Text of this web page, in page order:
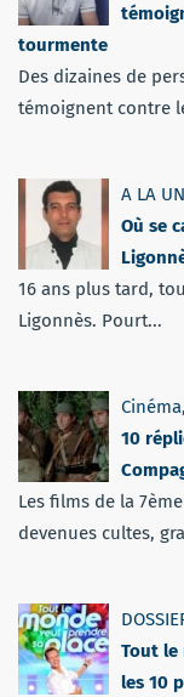
tourmente
Des dizaines de
témoignent contre
A LA
Où se
16 ans plus tard,
Ligonnès. Pourt...
Cinéma,
10
Les films de la
devenues cultes,
Tout le
les 10